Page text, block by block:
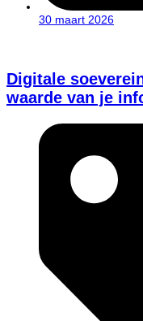
30 maart 2026
Digitale
waarde van je